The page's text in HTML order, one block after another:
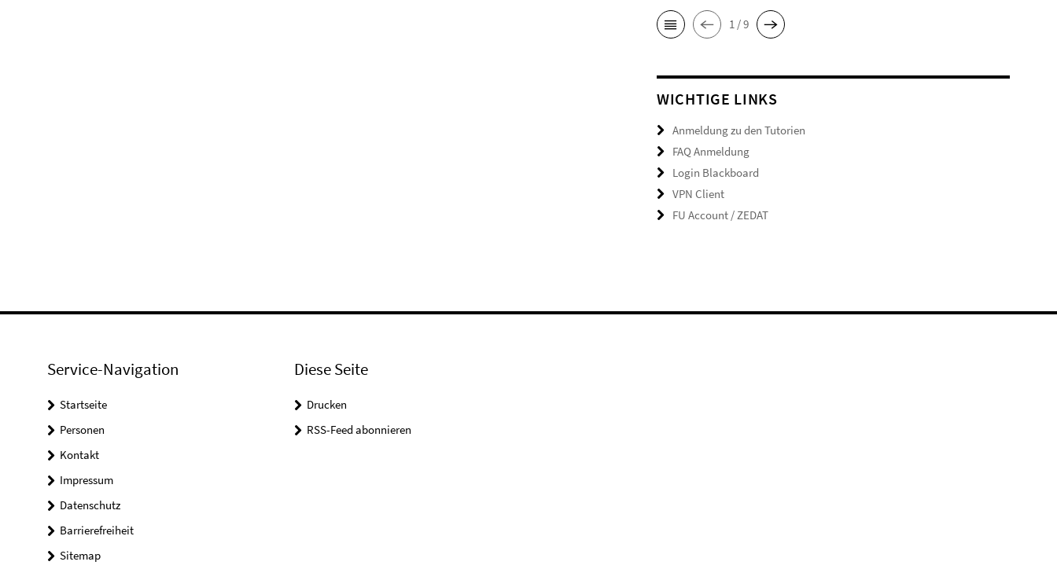
1 / 9
WICHTIGE LINKS
Anmeldung zu den Tutorien
FAQ Anmeldung
Login Blackboard
VPN Client
FU Account / ZEDAT
Service-Navigation
Startseite
Personen
Kontakt
Impressum
Datenschutz
Barrierefreiheit
Sitemap
Diese Seite
Drucken
RSS-Feed abonnieren